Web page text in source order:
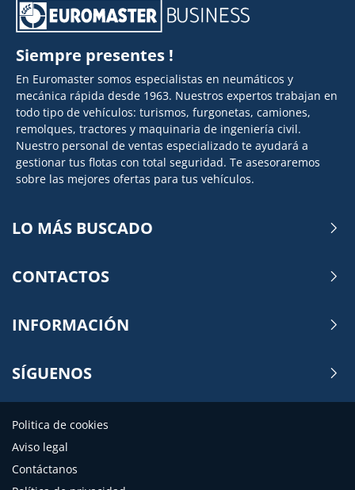
Siempre presentes !
En Euromaster somos especialistas en neumáticos y
mecánica rápida desde 1963. Nuestros expertos trabajan en
todo tipo de vehículos: turismos, furgonetas, camiones,
remolques, tractores y maquinaria de ingeniería civil.
Nuestro personal de ventas especializado te ayudará a
gestionar tus flotas con total seguridad. Te asesoraremos
sobre las mejores ofertas para tus vehículos.
LO MÁS BUSCADO
CONTACTOS
INFORMACIÓN
SÍGUENOS
Politica de cookies
Aviso legal
Contáctanos